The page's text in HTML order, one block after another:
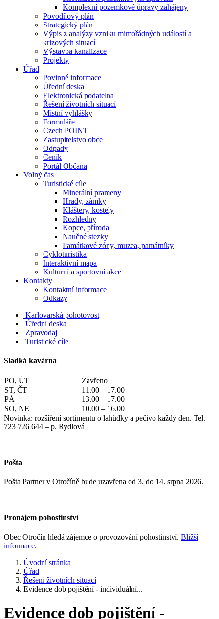
Komplexní pozemkové úpravy zahájeny
Povodňový plán
Strategický plán
Výpis z analýzy vzniku mimořádných událostí a
krizových situací
Výstavba kanalizace
Projekty
Úřad
Povinné informace
Úřední deska
Elektronická podatelna
Řešení životních situací
Místní vyhlášky
Formuláře
Czech POINT
Zastupitelstvo obce
Odpady
Ceník
Portál Občana
Volný čas
Turistické cíle
Minerální prameny
Hrady, zámky
Kláštery, kostely
Rozhledny
Kopce, příroda
Naučné stezky
Památkové zóny, muzea, památníky
Cykloturistika
Interaktivní mapa
Kulturní a sportovní akce
Kontakty
Kontaktní informace
Odkazy
Karlovarská pohotovost
Úřední deska
Zpravodaj
Turistické cíle
Sladká kavárna
PO, ÚT
Zavřeno
ST, ČT
11.00 – 17.00
PÁ
13.00 – 17.00
SO, NE
10.00 – 16.00
Novinka: rozšíření sortimentu o lahůdky a pečivo každý den. Tel.
723 726 644 – p. Rydlová
Pošta
Pošta Partner v Otročíně bude uzavřena od 3. do 14. srpna 2026.
Pronájem pohostinství
Obec Otročín hledá zájemce o provozování pohostinství. Bližší
informace.
Úvodní stránka
Úřad
Řešení životních situací
Evidence dob pojištění - individuální...
Evidence dob pojištění -